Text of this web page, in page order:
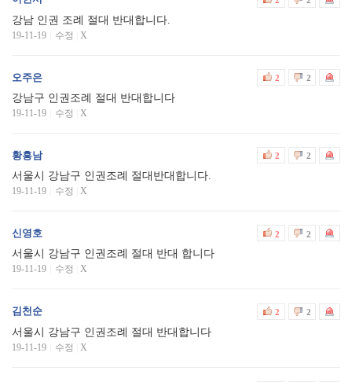
강남 인권 조례 절대 반대합니다.
19-11-19 수정 X
오주은 2 2
강남구 인권조례 절대 반대합니다
19-11-19 수정 X
황흥남 2 2
서울시 강남구 인권조례 절대반대합니다.
19-11-19 수정 X
신영호 2 2
서울시 강남구 인권조례 절대 반대 합니다
19-11-19 수정 X
김천순 2 2
서울시 강남구 인권조례 절대 반대합니다
19-11-19 수정 X